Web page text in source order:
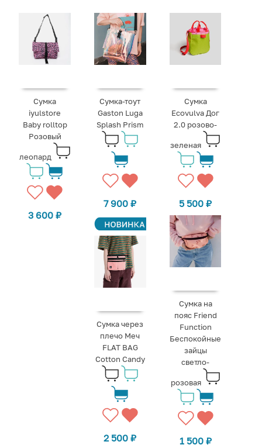
Сумка
iyulstore
Baby rolltop
Розовый
леопард
3 600₽
Сумка-тоут
Gaston Luga
Splash Prism
7 900₽
Сумка
Ecovulva Дог
2.0 розово-
зеленая
5 500₽
Сумка через
плечо Меч
FLAT BAG
Cotton Candy
2 500₽
Сумка на
пояс Friend
Function
Беспокойные
зайцы
светло-
розовая
1 500 ₽